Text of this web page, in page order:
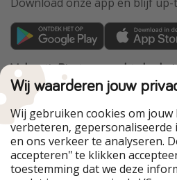
VakantiePiraten maakt deel
Group
Onze markten
PiratinViaggio
WakacyjniPiraci
Ferienpiraten
Urlaubspiraten
Wij waarderen jouw
Wij gebruiken cookies om
verbeteren, gepersonaliseerde
en ons verkeer te analyseren.
accepteren" te klikken
toestemming dat we deze